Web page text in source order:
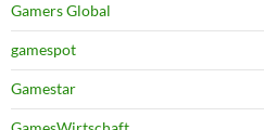
Gamers Global
gamespot
Gamestar